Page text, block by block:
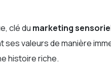
clé du marketing
ses valeurs de manière
histoire riche.